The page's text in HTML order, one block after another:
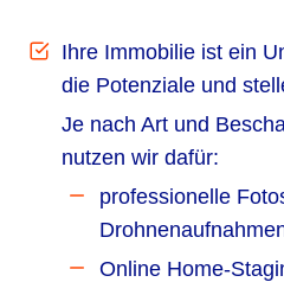
Ihre Immobilie ist ein
die Potenziale und
Je nach Art und
nutzen wir dafür:
professionelle
Online Home-